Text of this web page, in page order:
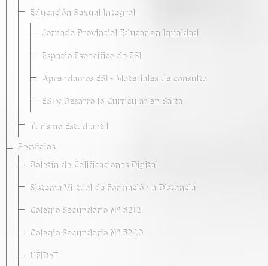
Educación Sexual Integral
Jornada Provincial Educar en Igualdad
Espacio Específico de ESI
Aprendamos ESI - Materiales de consulta
ESI y Desarrollo Curricular en Salta
Turismo Estudiantil
Servicios
Boletín de Calificaciones Digital
Sistema Virtual de Formación a Distancia
Colegio Secundario Nº 5212
Colegio Secundario Nº 5240
UFIDeT